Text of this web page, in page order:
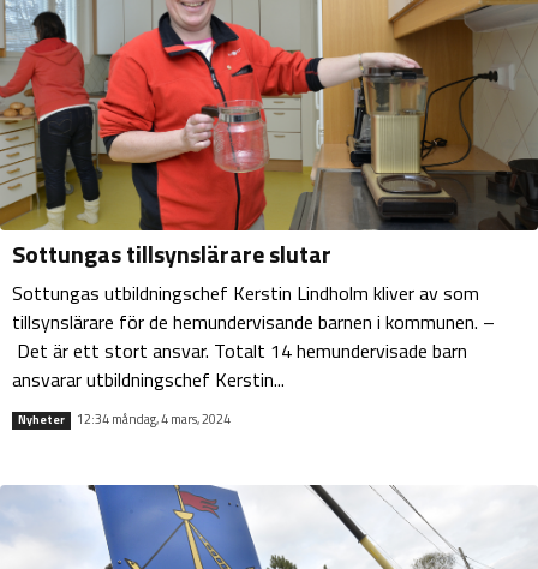
Sottungas tillsynslärare slutar
Sottungas utbildningschef Kerstin Lindholm kliver av som
tillsynslärare för de hemundervisande barnen i kommunen. –
Det är ett stort ansvar. Totalt 14 hemundervisade barn
ansvarar utbildningschef Kerstin...
Nyheter 12:34 måndag, 4 mars, 2024